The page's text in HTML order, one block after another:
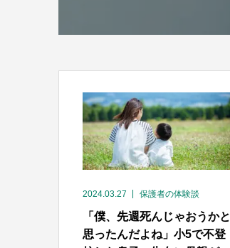
2024.03.27 保護者の体験談
「僕、先週死んじゃおうかと
思ったんだよね」小5で不登